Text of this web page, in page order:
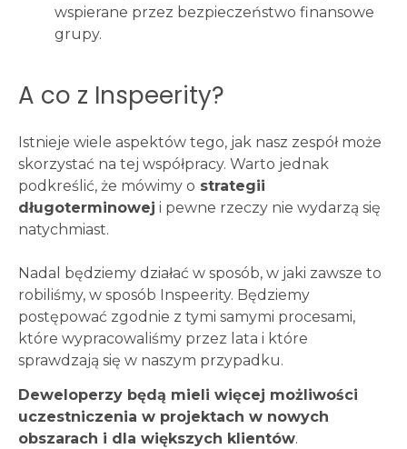
wspierane przez bezpieczeństwo finansowe
grupy.
A co z Inspeerity?
Istnieje wiele aspektów tego, jak nasz zespół może
skorzystać na tej współpracy. Warto jednak
podkreślić, że mówimy o strategii
długoterminowej i pewne rzeczy nie wydarzą się
natychmiast.
Nadal będziemy działać w sposób, w jaki zawsze to
robiliśmy, w sposób Inspeerity. Będziemy
postępować zgodnie z tymi samymi procesami,
które wypracowaliśmy przez lata i które
sprawdzają się w naszym przypadku.
Deweloperzy będą mieli więcej możliwości
uczestniczenia w projektach w nowych
obszarach i dla większych klientów.